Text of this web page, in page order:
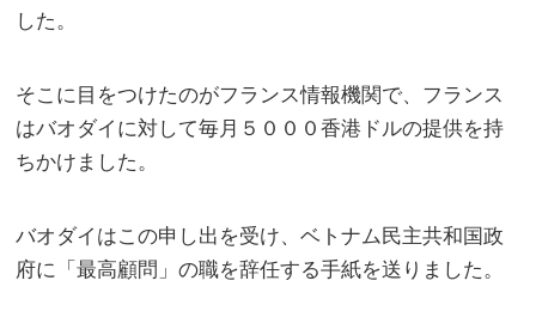
した。
そこに目をつけたのがフランス情報機関で、フランス
はバオダイに対して毎月５０００香港ドルの提供を持
ちかけました。
バオダイはこの申し出を受け、ベトナム民主共和国政
府に「最高顧問」の職を辞任する手紙を送りました。